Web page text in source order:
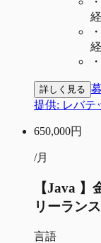
・
・
詳しく見る
提供: レバテ
650,000円
/月
【Java
リーラン
言語